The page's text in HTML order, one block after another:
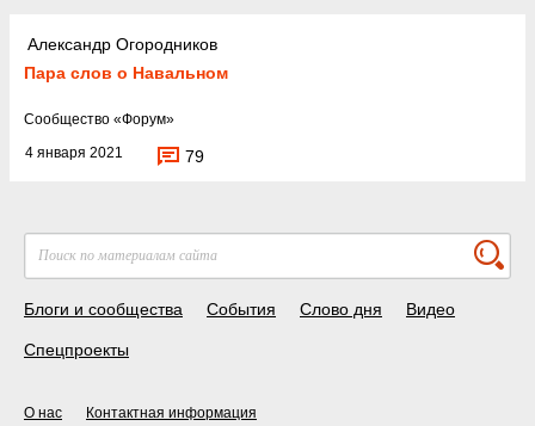
Александр Огородников
Пара слов о Навальном
4 января 2021
Cообщество «Форум»
79
Блоги и сообщества События Слово дня Видео
Спецпроекты
О нас Контактная информация